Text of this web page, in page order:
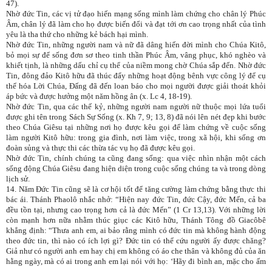
47).
Nhờ đức Tin, các vị tử đạo hiến mạng sống mình làm chứng cho chân lý Phúc
Âm, chân lý đã làm cho họ được biến đổi và đạt tới ơn cao trọng nhất của tình
yêu là tha thứ cho những kẻ bách hại mình.
Nhờ đức Tin, những người nam và nữ đã dâng hiến đời mình cho Chúa Kitô,
bỏ mọi sự để sống đơn sơ theo tinh thần Phúc Âm, vâng phục, khó nghèo và
khiết tịnh, là những dấu chỉ cụ thể của niềm mong chờ Chúa sắp đến. Nhờ đức
Tin, đông đảo Kitô hữu đã thúc đẩy những hoạt động bênh vực công lý để cụ
thể hóa Lời Chúa, Đấng đã đến loan báo cho mọi người được giải thoát khỏi
áp bức và được hưởng một năm hồng ân (x. Lc 4, 18-19).
Nhờ đức Tin, qua các thế kỷ, những người nam người nữ thuộc mọi lứa tuổi
được ghi tên trong Sách Sự Sống (x. Kh 7, 9; 13, 8) đã nói lên nét đẹp khi bước
theo Chúa Giêsu tại những nơi họ được kêu gọi để làm chứng về cuộc sống
làm người Kitô hữu: trong gia đình, nơi làm việc, trong xã hội, khi sống ơn
đoàn sủng và thực thi các thừa tác vụ họ đã được kêu gọi.
Nhờ đức Tin, chính chúng ta cũng đang sống: qua việc nhìn nhận một cách
sống động Chúa Giêsu đang hiện diện trong cuộc sống chúng ta và trong dòng
lịch sử.
14. Năm Đức Tin cũng sẽ là cơ hội tốt để tăng cường làm chứng bằng thực thi
bác ái. Thánh Phaolô nhắc nhở: “Hiện nay đức Tin, đức Cậy, đức Mến, cả ba
đều tồn tại, nhưng cao trọng hơn cả là đức Mến” (1 Cr 13,13). Với những lời
còn mạnh hơn nữa nhằm thúc giục các Kitô hữu, Thánh Tông đồ Giacôbê
khẳng định: “Thưa anh em, ai bảo rằng mình có đức tin mà không hành động
theo đức tin, thì nào có ích lợi gì? Đức tin có thể cứu người ấy được chăng?
Giả như có người anh em hay chị em không có áo che thân và không đủ của ăn
hằng ngày, mà có ai trong anh em lại nói với họ: ‘Hãy đi bình an, mặc cho ấm